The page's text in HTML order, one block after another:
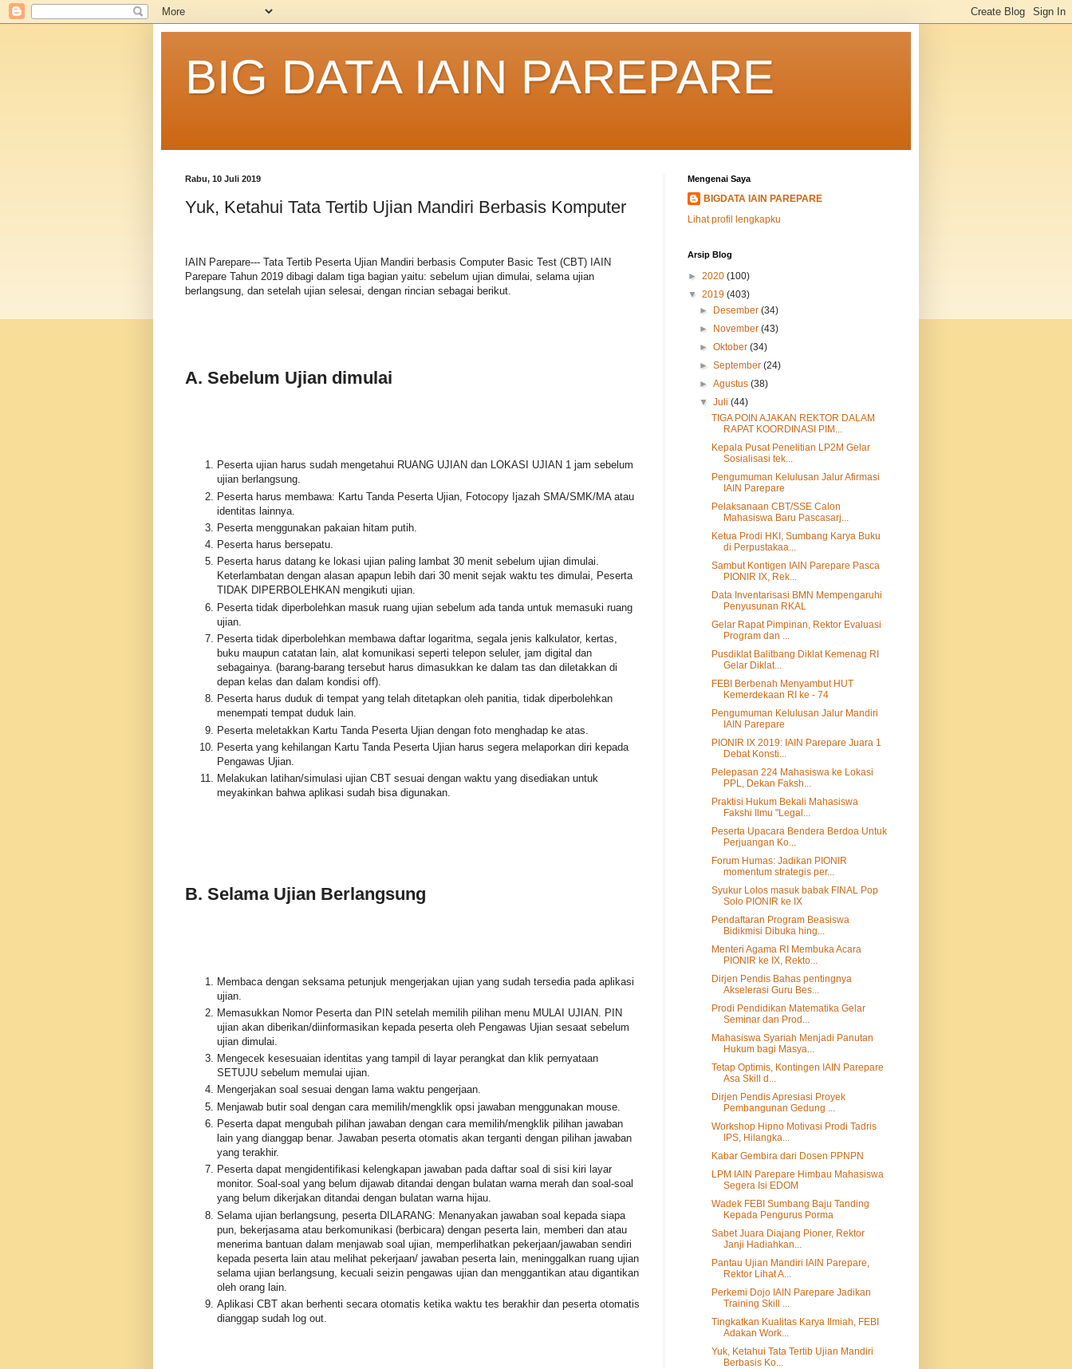
BIG DATA IAIN PAREPARE
Rabu, 10 Juli 2019
Yuk, Ketahui Tata Tertib Ujian Mandiri Berbasis Komputer
IAIN Parepare--- Tata Tertib Peserta Ujian Mandiri berbasis Computer Basic Test (CBT) IAIN
Parepare Tahun 2019 dibagi dalam tiga bagian yaitu: sebelum ujian dimulai, selama ujian
berlangsung, dan setelah ujian selesai, dengan rincian sebagai berikut.
A. Sebelum Ujian dimulai
Peserta ujian harus sudah mengetahui RUANG UJIAN dan LOKASI UJIAN 1 jam sebelum
ujian berlangsung.
Peserta harus membawa: Kartu Tanda Peserta Ujian, Fotocopy Ijazah SMA/SMK/MA atau
identitas lainnya.
Peserta menggunakan pakaian hitam putih.
Peserta harus bersepatu.
Peserta harus datang ke lokasi ujian paling lambat 30 menit sebelum ujian dimulai.
Keterlambatan dengan alasan apapun lebih dari 30 menit sejak waktu tes dimulai, Peserta
TIDAK DIPERBOLEHKAN mengikuti ujian.
Peserta tidak diperbolehkan masuk ruang ujian sebelum ada tanda untuk memasuki ruang
ujian.
Peserta tidak diperbolehkan membawa daftar logaritma, segala jenis kalkulator, kertas,
buku maupun catatan lain, alat komunikasi seperti telepon seluler, jam digital dan
sebagainya. (barang-barang tersebut harus dimasukkan ke dalam tas dan diletakkan di
depan kelas dan dalam kondisi off).
Peserta harus duduk di tempat yang telah ditetapkan oleh panitia, tidak diperbolehkan
menempati tempat duduk lain.
Peserta meletakkan Kartu Tanda Peserta Ujian dengan foto menghadap ke atas.
Peserta yang kehilangan Kartu Tanda Peserta Ujian harus segera melaporkan diri kepada
Pengawas Ujian.
Melakukan latihan/simulasi ujian CBT sesuai dengan waktu yang disediakan untuk
meyakinkan bahwa aplikasi sudah bisa digunakan.
B. Selama Ujian Berlangsung
Membaca dengan seksama petunjuk mengerjakan ujian yang sudah tersedia pada aplikasi
ujian.
Memasukkan Nomor Peserta dan PIN setelah memilih pilihan menu MULAI UJIAN. PIN
ujian akan diberikan/diinformasikan kepada peserta oleh Pengawas Ujian sesaat sebelum
ujian dimulai.
Mengecek kesesuaian identitas yang tampil di layar perangkat dan klik pernyataan
SETUJU sebelum memulai ujian.
Mengerjakan soal sesuai dengan lama waktu pengerjaan.
Menjawab butir soal dengan cara memilih/mengklik opsi jawaban menggunakan mouse.
Peserta dapat mengubah pilihan jawaban dengan cara memilih/mengklik pilihan jawaban
lain yang dianggap benar. Jawaban peserta otomatis akan terganti dengan pilihan jawaban
yang terakhir.
Peserta dapat mengidentifikasi kelengkapan jawaban pada daftar soal di sisi kiri layar
monitor. Soal-soal yang belum dijawab ditandai dengan bulatan warna merah dan soal-soal
yang belum dikerjakan ditandai dengan bulatan warna hijau.
Selama ujian berlangsung, peserta DILARANG: Menanyakan jawaban soal kepada siapa
pun, bekerjasama atau berkomunikasi (berbicara) dengan peserta lain, memberi dan atau
menerima bantuan dalam menjawab soal ujian, memperlihatkan pekerjaan/jawaban sendiri
kepada peserta lain atau melihat pekerjaan/ jawaban peserta lain, meninggalkan ruang ujian
selama ujian berlangsung, kecuali seizin pengawas ujian dan menggantikan atau digantikan
oleh orang lain.
Aplikasi CBT akan berhenti secara otomatis ketika waktu tes berakhir dan peserta otomatis
dianggap sudah log out.
Mengenai Saya
BIGDATA IAIN PAREPARE
Lihat profil lengkapku
Arsip Blog
► 2020 (100)
▼ 2019 (403)
►
Desember(34)
►
November(43)
►Oktober(34)
►September(24)
►Agustus(38)
▼Juli(44)
TIGA POIN AJAKAN REKTOR DALAM
RAPAT KOORDINASI PIM...
Kepala Pusat Penelitian LP2M Gelar
Sosialisasi tek...
Pengumuman Kelulusan Jalur Afirmasi
IAIN Parepare
Pelaksanaan CBT/SSE Calon
Mahasiswa Baru Pascasarj...
Ketua Prodi HKI, Sumbang Karya Buku
di Perpustakaa...
Sambut Kontigen IAIN Parepare Pasca
PIONIR IX, Rek...
Data Inventarisasi BMN Mempengaruhi
Penyusunan RKAL
Gelar Rapat Pimpinan, Rektor Evaluasi
Program dan ...
Pusdiklat Balitbang Diklat Kemenag RI
Gelar Diklat...
FEBI Berbenah Menyambut HUT
Kemerdekaan RI ke - 74
Pengumuman Kelulusan Jalur Mandiri
IAIN Parepare
PIONIR IX 2019: IAIN Parepare Juara 1
Debat Konsti...
Pelepasan 224 Mahasiswa ke Lokasi
PPL, Dekan Faksh...
Praktisi Hukum Bekali Mahasiswa
Fakshi Ilmu "Legal...
Peserta Upacara Bendera Berdoa Untuk
Perjuangan Ko...
Forum Humas: Jadikan PIONIR
momentum strategis per...
Syukur Lolos masuk babak FINAL Pop
Solo PIONIR ke IX
Pendaftaran Program Beasiswa
Bidikmisi Dibuka hing...
Menteri Agama RI Membuka Acara
PIONIR ke IX, Rekto...
Dirjen Pendis Bahas pentingnya
Akselerasi Guru Bes...
Prodi Pendidikan Matematika Gelar
Seminar dan Prod...
Mahasiswa Syariah Menjadi Panutan
Hukum bagi Masya...
Tetap Optimis, Kontingen IAIN Parepare
Asa Skill d...
Dirjen Pendis Apresiasi Proyek
Pembangunan Gedung ...
Workshop Hipno Motivasi Prodi Tadris
IPS, Hilangka...
Kabar Gembira dari Dosen PPNPN
LPM IAIN Parepare Himbau Mahasiswa
Segera Isi EDOM
Wadek FEBI Sumbang Baju Tanding
Kepada Pengurus Porma
Sabet Juara Diajang Pioner, Rektor
Janji Hadiahkan...
Pantau Ujian Mandiri IAIN Parepare,
Rektor Lihat A...
Perkemi Dojo IAIN Parepare Jadikan
Training Skill ...
Tingkatkan Kualitas Karya Ilmiah, FEBI
Adakan Work...
Yuk, Ketahui Tata Tertib Ujian Mandiri
Berbasis Ko...